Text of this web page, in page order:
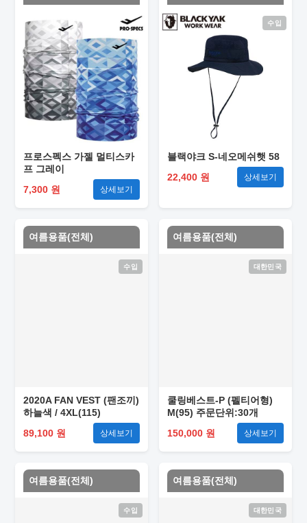
프로스펙스 가젤 멀티스카
프 그레이
7,300 원
상세보기
수입
블랙야크 S-네오메쉬햇 58
22,400 원
상세보기
여름용품(전체)
수입
2020A FAN VEST (팬조끼)
하늘색 / 4XL(115)
89,100 원
상세보기
여름용품(전체)
대한민국
쿨링베스트-P (펠티어형)
M(95) 주문단위:30개
150,000 원
상세보기
여름용품(전체)
수입
여름용품(전체)
대한민국